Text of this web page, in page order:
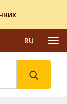
RU